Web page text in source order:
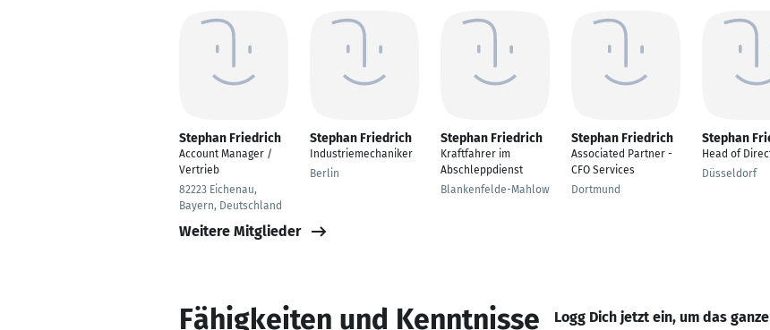
Stephan Friedrich
Account Manager /
Vertrieb
82223 Eichenau,
Bayern, Deutschland
Stephan Friedrich
Industriemechaniker
Berlin
Stephan Friedrich
Kraftfahrer im
Abschleppdienst
Blankenfelde-Mahlow
Stephan Friedrich
Associated Partner -
CFO Services
Dortmund
Stephan
Head of
Düsseldorf
Weitere Mitglieder
Fähigkeiten und Kenntnisse Logg Dich jetzt ein, um das